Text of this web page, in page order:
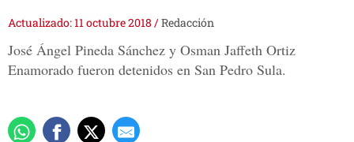
Actualizado: 11 octubre 2018 /Redacción
José Ángel Pineda Sánchez y Osman Jaffeth Ortiz
Enamorado fueron detenidos en San Pedro Sula.